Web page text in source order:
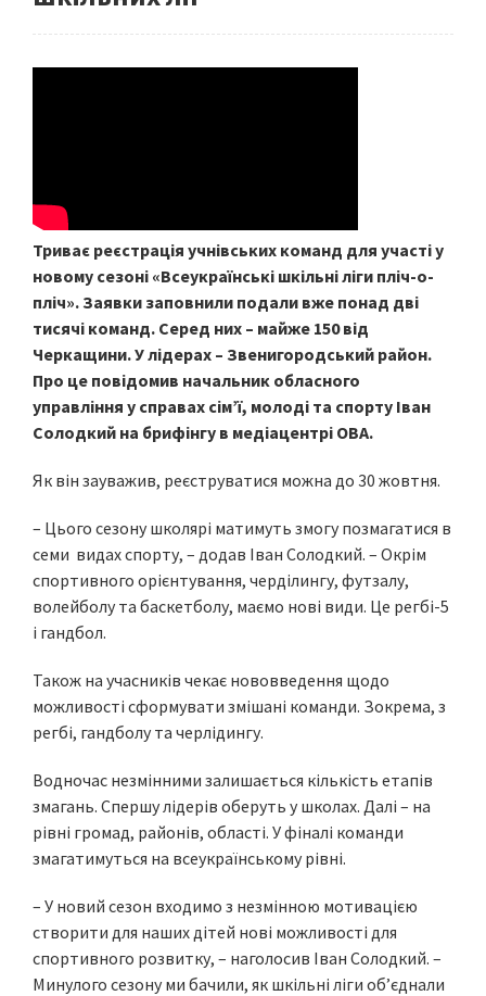
Триває реєстрація учнівських команд для участі у
новому сезоні «Всеукраїнські шкільні ліги пліч-о-
пліч». Заявки заповнили подали вже понад дві
тисячі команд. Серед них – майже 150 від
Черкащини. У лідерах – Звенигородський район.
Про це повідомив начальник обласного
управління у справах сім’ї, молоді та спорту Іван
Солодкий на брифінгу в медіацентрі ОВА.
Як він зауважив, реєструватися можна до 30 жовтня.
– Цього сезону школярі матимуть змогу позмагатися в
семи видах спорту, – додав Іван Солодкий. – Окрім
спортивного орієнтування, черділингу, футзалу,
волейболу та баскетболу, маємо нові види. Це регбі-5
і гандбол.
Також на учасників чекає нововведення щодо
можливості сформувати змішані команди. Зокрема, з
регбі, гандболу та черлідингу.
Водночас незмінними залишається кількість етапів
змагань. Спершу лідерів оберуть у школах. Далі – на
рівні громад, районів, області. У фіналі команди
змагатимуться на всеукраїнському рівні.
– У новий сезон входимо з незмінною мотивацією
створити для наших дітей нові можливості для
спортивного розвитку, – наголосив Іван Солодкий. –
Минулого сезону ми бачили, як шкільні ліги об’єднали